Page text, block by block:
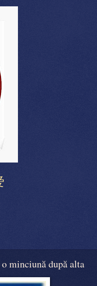
minciună după alta